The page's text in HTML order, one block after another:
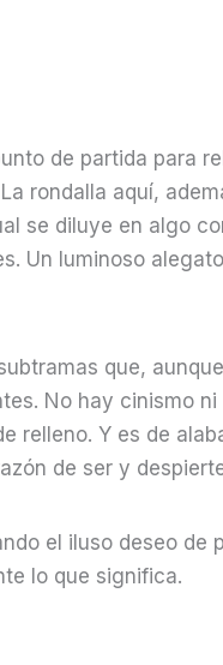
de partida para
rondalla aquí,
se diluye en algo
Un luminoso
que,
No hay cinismo
relleno. Y es de
de ser y
el iluso deseo de
lo que significa.